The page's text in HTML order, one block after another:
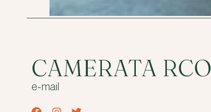
CAMERATA RCO
e-mail